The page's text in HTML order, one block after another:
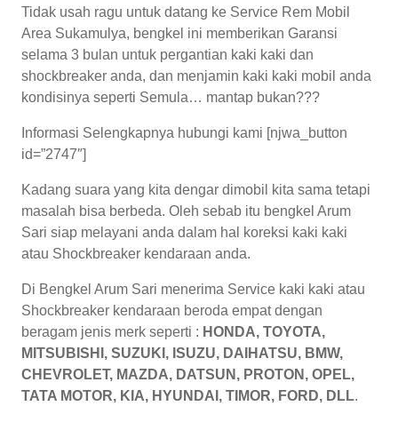
Tidak usah ragu untuk datang ke Service Rem Mobil
Area Sukamulya, bengkel ini memberikan Garansi
selama 3 bulan untuk pergantian kaki kaki dan
shockbreaker anda, dan menjamin kaki kaki mobil anda
kondisinya seperti Semula… mantap bukan???
Informasi Selengkapnya hubungi kami [njwa_button
id=”2747″]
Kadang suara yang kita dengar dimobil kita sama tetapi
masalah bisa berbeda. Oleh sebab itu bengkel Arum
Sari siap melayani anda dalam hal koreksi kaki kaki
atau Shockbreaker kendaraan anda.
Di Bengkel Arum Sari menerima Service kaki kaki atau
Shockbreaker kendaraan beroda empat dengan
beragam jenis merk seperti : HONDA, TOYOTA,
MITSUBISHI, SUZUKI, ISUZU, DAIHATSU, BMW,
CHEVROLET, MAZDA, DATSUN, PROTON, OPEL,
TATA MOTOR, KIA, HYUNDAI, TIMOR, FORD, DLL.